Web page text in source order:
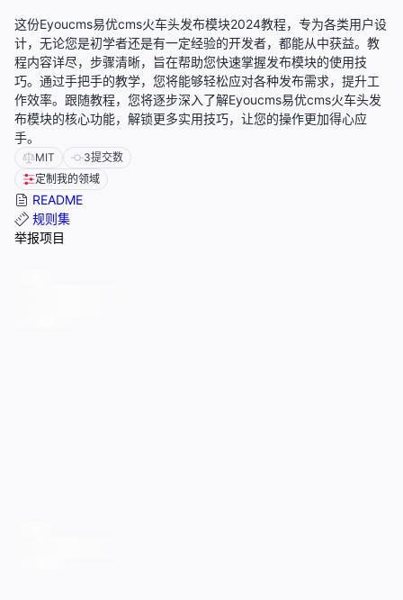
这份Eyoucms易优cms火车头发布模块2024教程，专为各类用户设
计，无论您是初学者还是有一定经验的开发者，都能从中获益。教
程内容详尽，步骤清晰，旨在帮助您快速掌握发布模块的使用技
巧。通过手把手的教学，您将能够轻松应对各种发布需求，提升工
作效率。跟随教程，您将逐步深入了解Eyoucms易优cms火车头发
布模块的核心功能，解锁更多实用技巧，让您的操作更加得心应
手。
MIT 3提交数
定制我的领域
README
规则集
举报项目